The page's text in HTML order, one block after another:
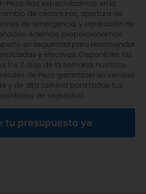
Peza. Nos especializamos en la
de cerraduras, apertura de
de emergencia, y reparación de
Además, proporcionamos
en seguridad para recomendar
y efectivas. Disponibles las
los 7 días de la semana, nuestros
de Peza garantizan un servicio
y de alta calidad para todas tus
de seguridad.
tu presupuesto ya